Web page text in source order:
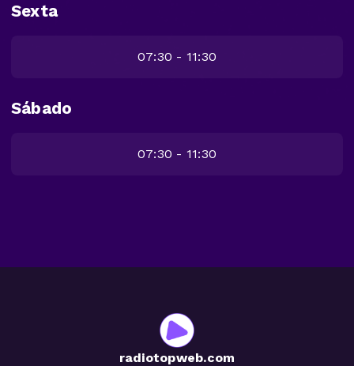
Sexta
07:30 - 11:30
Sábado
07:30 - 11:30
radiotopweb.com